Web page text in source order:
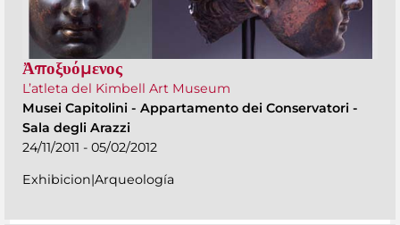
Ἀποξυόμενος
L’atleta del Kimbell Art Museum
Musei Capitolini - Appartamento dei Conservatori -
Sala degli Arazzi
24/11/2011 - 05/02/2012
Exhibicion|Arqueología